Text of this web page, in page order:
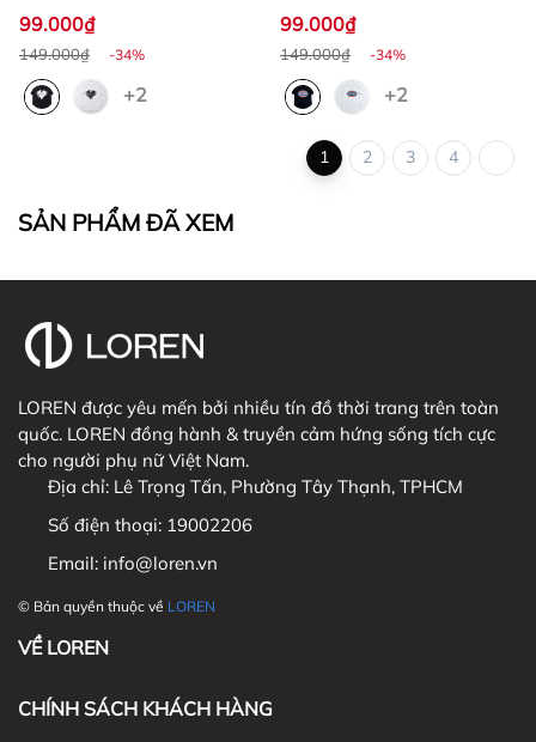
99.000₫
149.000₫ -34%
+2
99.000₫
149.000₫ -34%
+2
1 2 3 4
SẢN PHẨM ĐÃ XEM
LOREN được yêu mến bởi nhiều tín đồ thời trang trên toàn
quốc. LOREN đồng hành & truyền cảm hứng sống tích cực
cho người phụ nữ Việt Nam.
Địa chỉ: Lê Trọng Tấn, Phường Tây Thạnh, TPHCM
Số điện thoại: 19002206
Email: info@loren.vn
© Bản quyền thuộc về LOREN
VỀ LOREN
CHÍNH SÁCH KHÁCH HÀNG